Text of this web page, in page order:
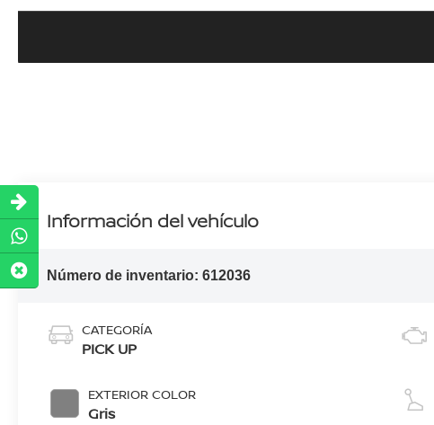
Información del vehículo
Número de inventario:612036
CATEGORÍA
PICK UP
EXTERIOR COLOR
Gris